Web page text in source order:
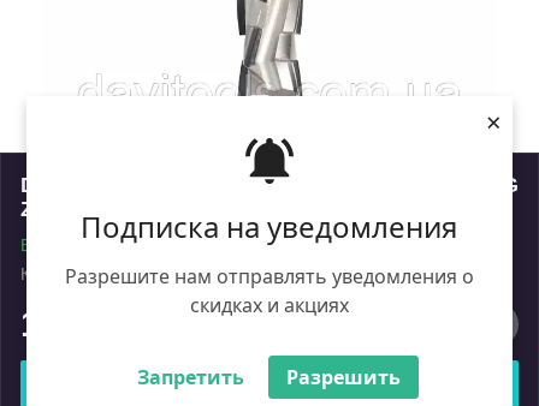
Подписка на уведомления
Разрешите нам отправлять уведомления о
скидках и акциях
Запретить Разрешить
×
DTN Фреза DIA D=18 I=35 S=20x50 LH NESTING
Z=8+1 (Z=2)
В наявності
Код: DTN.18.035.20.0SL
Роздріб
17 765
Купити